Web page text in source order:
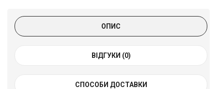
ОПИС
ВІДГУКИ (0)
СПОСОБИ ДОСТАВКИ